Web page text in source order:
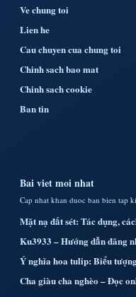
Ve chung toi
Lien he
Cau chuyen cua chung toi
Chinh sach bao mat
Chinh sach cookie
Ban tin
Bai viet moi nhat
Cap nhat khan duoc ban bien tap
Mặt nạ đất sét: Tác dụng,
Ku3933 – Hướng dẫn đăng
Ý nghĩa hoa tulip: Biểu
Cha giàu cha nghèo – Đọc